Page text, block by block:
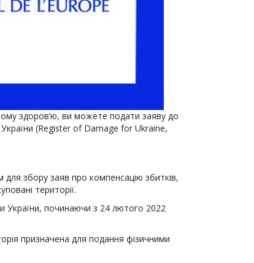
здоров’ю, ви можете подати заяву до
України (Register of Damage for Ukraine,
збору заяв про компенсацію збитків,
території.
України, починаючи з 24 лютого 2022
призначена для подання фізичними